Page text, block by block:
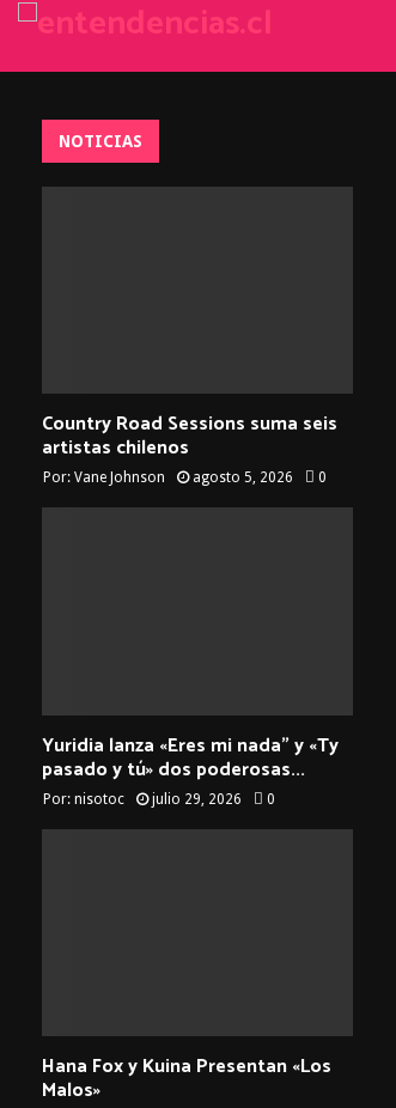
NOTICIAS
Country Road Sessions suma seis
artistas chilenos
Por: Vane Johnson agosto 5, 2026 0
Yuridia lanza «Eres mi nada” y «Ty
pasado y tú» dos poderosas...
Por: nisotoc julio 29, 2026 0
Hana Fox y Kuina Presentan «Los
Malos»